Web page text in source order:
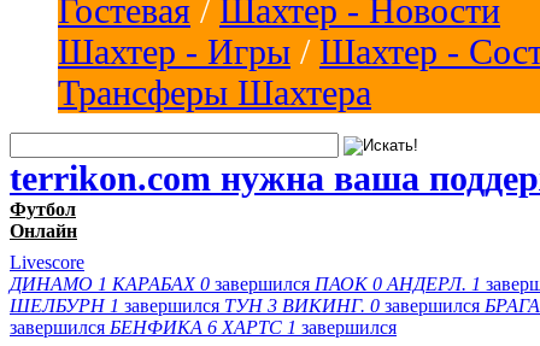
Гостевая / Шахтер - Новости
Шахтер - Игры / Шахтер -
Трансферы Шахтера
terrikon.com нужна ваша
Футбол
Онлайн
Livescore
ДИНАМО 1 КАРАБАХ 0 завершился ПАОК 0 АНДЕРЛ. 1
ШЕЛБУРН 1 завершился ТУН 3 ВИКИНГ. 0 завершился БРАГА
завершился БЕНФИКА 6 ХАРТС 1 завершился